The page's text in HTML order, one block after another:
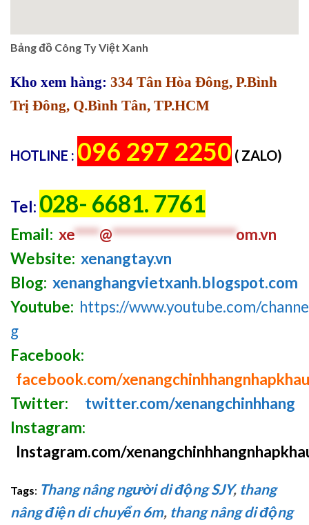
Bảng đồ Công Ty Việt Xanh
Kho xem hàng: 334 Tân Hòa Đông, P.Bình
Trị Đông, Q.Bình Tân, TP.HCM
HOTLINE : 096 297 2250 ( ZALO)
Tel: 028- 6681. 7761
Email: xe****@********************om.vn
Website: xenangtay.vn
Blog: xenanghangvietxanh.blogspot.com
Youtube: https://www.youtube.com/
g
Facebook:
facebook.com/xenangchinhhangnhapkhau
Twitter:
twitter.com/xenangchinhhang
Instagram:
Instagram.com/
Tags: Thang nâng người di động SJY, thang
nâng điện di chuyển 6m, thang nâng di động